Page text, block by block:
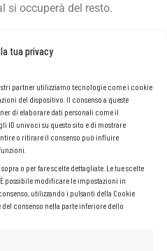
tua privacy
partner utilizziamo tecnologie come i cookie
del dispositivo. Il consenso a queste
di elaborare dati personali come il
ID univoci su questo sito e di mostrare
o ritirare il consenso può influire
o per fare scelte dettagliate. Le tue scelte
possibile modificare le impostazioni in
utilizzando i pulsanti della Cookie
consenso nella parte inferiore dello
si occuperà del resto.